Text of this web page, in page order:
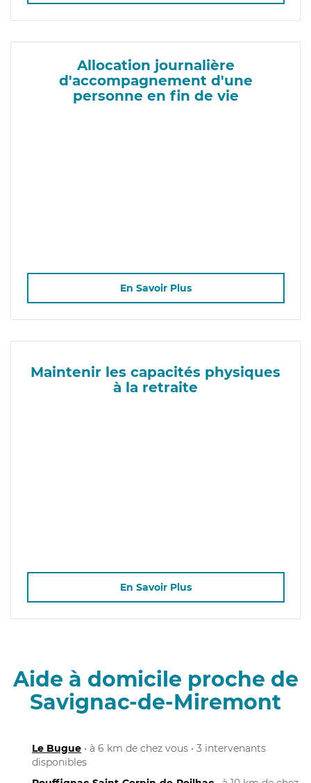
Allocation journalière
d'accompagnement d'une
personne en fin de vie
En Savoir Plus
Maintenir les capacités physiques
à la retraite
En Savoir Plus
Aide à domicile proche de
Savignac-de-Miremont
Le Bugue • à 6 km de chez vous • 3 intervenants
disponibles